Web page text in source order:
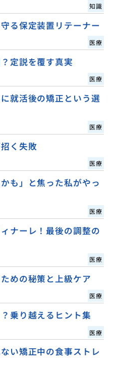
知識
る保定装置リテーナー
医療
定説を覆す真実
医療
就活後の矯正という選
医療
く失敗
医療
も」と焦った私がやっ
医療
ナーレ！最後の調整の
医療
めの秘策と上級ケア
医療
乗り越えるヒント集
医療
い矯正中の食事ストレ